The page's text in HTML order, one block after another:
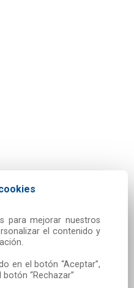
para mejorar nuestros
el contenido y
en el botón “Aceptar”,
“Rechazar”